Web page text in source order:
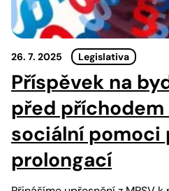
26. 7. 2025 Legislativa
Příspěvek na
před
sociální pomoci
prolongací